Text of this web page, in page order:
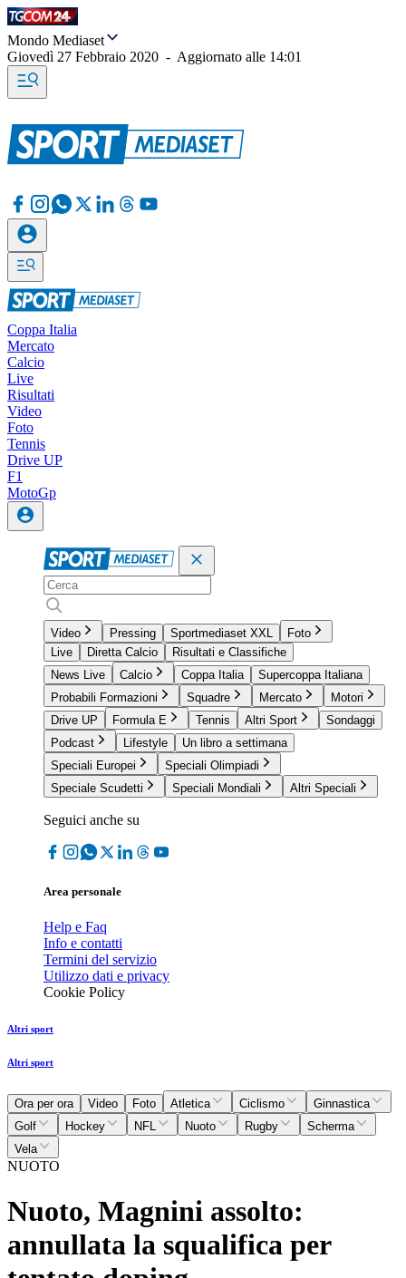
Mondo Mediaset
Giovedì 27 Febbraio 2020 - Aggiornato alle 14:01
Coppa Italia
Mercato
Calcio
Live
Risultati
Video
Foto
Tennis
Drive UP
F1
MotoGp
Video Pressing Sportmediaset XXL
Foto
Live
Diretta Calcio
Risultati e Classifiche
News Live
Calcio Coppa Italia
Supercoppa Italiana
Probabili Formazioni
Squadre Mercato
Motori
Drive UP
Formula E Tennis Altri Sport
Sondaggi
Podcast
Lifestyle
Un libro a settimana
Speciali Europei
Speciali Olimpiadi
Speciale Scudetti
Speciali Mondiali Altri Speciali
Seguici anche su
Area personale
Help e Faq
Info e contatti
Termini del servizio
Utilizzo dati e privacy
Cookie Policy
Altri sport
Altri sport
Ora per ora Video Foto Atletica Ciclismo
Ginnastica
Golf
Hockey NFL Nuoto Rugby
Scherma
Vela
NUOTO
Nuoto, Magnini assolto:
annullata la squalifica per